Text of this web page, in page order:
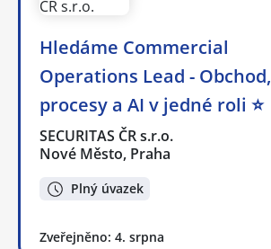
Hledáme Commercial
Operations Lead - Obchod,
procesy a AI v jedné roli ⭐
SECURITAS ČR s.r.o.
Nové Město, Praha
Plný úvazek
Zveřejněno: 4. srpna